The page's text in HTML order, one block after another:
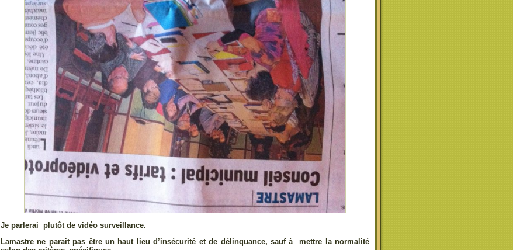
Je parlerai plutôt de vidéo surveillance.
Lamastre ne parait pas être un haut lieu d’insécurité et de délinquance, sauf à mettre la normalité